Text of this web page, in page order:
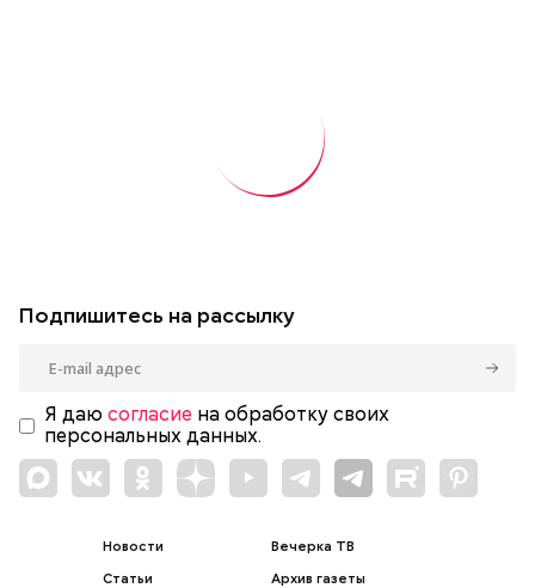
Подпишитесь на рассылку
Я даю согласие на обработку своих
персональных данных.
Новости
Статьи
Вечерка ТВ
Архив газеты